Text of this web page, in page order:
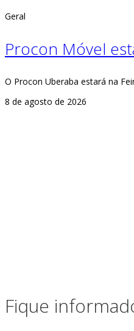
Geral
Procon Móvel
O Procon Uberaba estará na
8 de agosto de 2026
Fique